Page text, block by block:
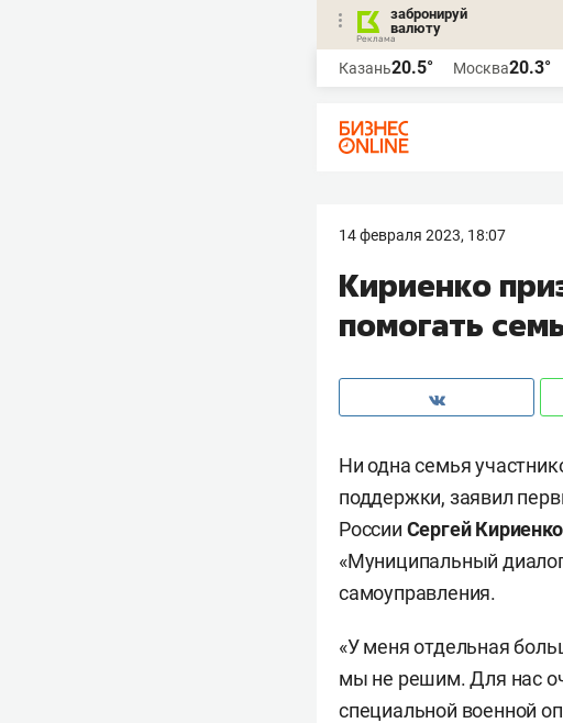
забронируй
валюту
Казань20.5° Москва20.3°
14 февраля 2023, 18:07
Кириенко
помогать
Ни одна семья
поддержки, заявил
России Сергей Кириенко
«Муниципальный
самоуправления.
«У меня отдельная
мы не решим. Для нас
специальной военной